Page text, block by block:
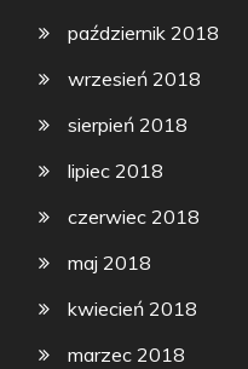
październik 2018
wrzesień 2018
sierpień 2018
lipiec 2018
czerwiec 2018
maj 2018
kwiecień 2018
marzec 2018